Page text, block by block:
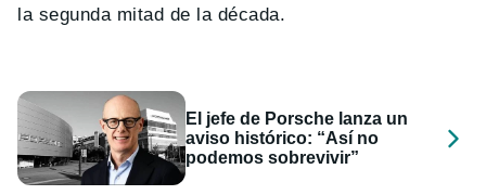
la segunda mitad de la década.
El jefe de Porsche lanza un
aviso histórico: “Así no
podemos sobrevivir”